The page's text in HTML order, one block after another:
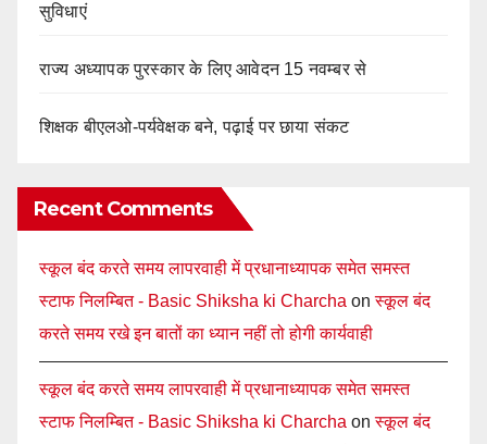
सुविधाएं
राज्य अध्यापक पुरस्कार के लिए आवेदन 15 नवम्बर से
शिक्षक बीएलओ-पर्यवेक्षक बने, पढ़ाई पर छाया संकट
Recent Comments
स्कूल बंद करते समय लापरवाही में प्रधानाध्यापक समेत समस्त
स्टाफ निलम्बित - Basic Shiksha ki Charcha onस्कूल बंद
करते समय रखे इन बातों का ध्यान नहीं तो होगी कार्यवाही
स्कूल बंद करते समय लापरवाही में प्रधानाध्यापक समेत समस्त
स्टाफ निलम्बित - Basic Shiksha ki Charcha onस्कूल बंद